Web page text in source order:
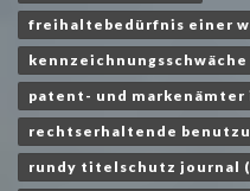
freihaltebedürfnis einer
kennzeichnungsschwäche
patent- und
rechtserhaltende
rundy titelschutz journal